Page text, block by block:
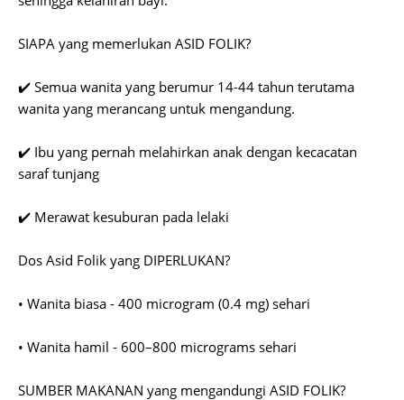
SIAPA yang memerlukan ASID FOLIK?
✔️ Semua wanita yang berumur 14-44 tahun terutama
wanita yang merancang untuk mengandung.
✔️ Ibu yang pernah melahirkan anak dengan kecacatan
saraf tunjang
✔️ Merawat kesuburan pada lelaki
Dos Asid Folik yang DIPERLUKAN?
• Wanita biasa - 400 microgram (0.4 mg) sehari
• Wanita hamil - 600–800 micrograms sehari
SUMBER MAKANAN yang mengandungi ASID FOLIK?